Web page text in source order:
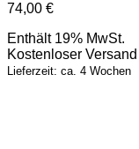
74,00 €
Enthält 19% MwSt.
Kostenloser Versand
Lieferzeit: ca. 4 Wochen